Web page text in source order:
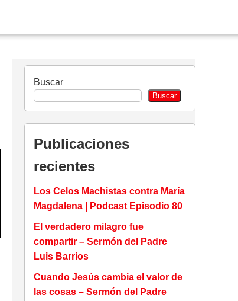
Buscar
Buscar
Publicaciones
recientes
Los Celos Machistas contra María
Magdalena | Podcast Episodio 80
El verdadero milagro fue
compartir – Sermón del Padre
Luis Barrios
Cuando Jesús cambia el valor de
las cosas – Sermón del Padre